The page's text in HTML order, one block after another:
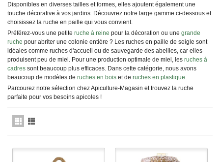
Disponibles en diverses tailles et formes, elles ajoutent également une
touche décorative à vos jardins. Découvrez notre large gamme ci-dessous et
choisissez la ruche en paille qui vous convient.
Préférez-vous une petite ruche à reine pour la décoration ou une grande
ruche pour abriter une colonie entière ? Les ruches en paille de seigle sont
idéales comme ruches d'accueil ou de sauvegarde des abeilles, car elles
produisent peu de miel. Pour une production optimale de miel, les ruches à
cadres sont beaucoup plus efficaces. Dans cette catégorie, nous avons
beaucoup de modèles de ruches en bois et de ruches en plastique.
Parcourez notre sélection chez Apiculture-Magasin et trouvez la ruche
parfaite pour vos besoins apicoles !